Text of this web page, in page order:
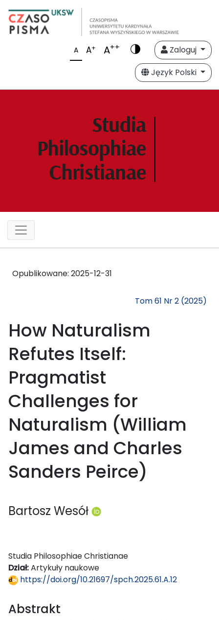
A A+ A++
Zaloguj
Język Polski
Opublikowane: 2025-12-31
Tom 61 Nr 2 (2025)
How Naturalism
Refutes Itself:
Pragmatist
Challenges for
Naturalism (William
James and Charles
Sanders Peirce)
Bartosz Wesół
Studia Philosophiae Christianae
Dział:Artykuły naukowe
https://doi.org/10.21697/spch.2025.61.A.12
Abstrakt